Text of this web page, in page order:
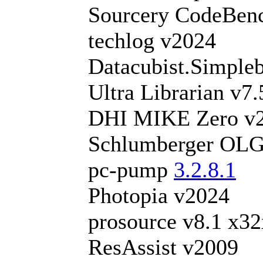
Sourcery
techlog v2024
Ultra Librarian
DHI MIKE Zero
Schlumberger
pc-pump 3.2.8.1
Photopia v2024
prosource v8.1
ResAssist v2009